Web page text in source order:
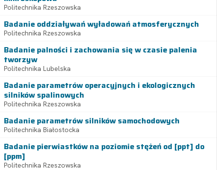
Politechnika Rzeszowska
Badanie oddziaływań wyładowań atmosferycznych
Politechnika Rzeszowska
Badanie palności i zachowania się w czasie palenia
tworzyw
Politechnika Lubelska
Badanie parametrów operacyjnych i ekologicznych
silników spalinowych
Politechnika Rzeszowska
Badanie parametrów silników samochodowych
Politechnika Białostocka
Badanie pierwiastków na poziomie stężeń od [ppt] do
[ppm]
Politechnika Rzeszowska